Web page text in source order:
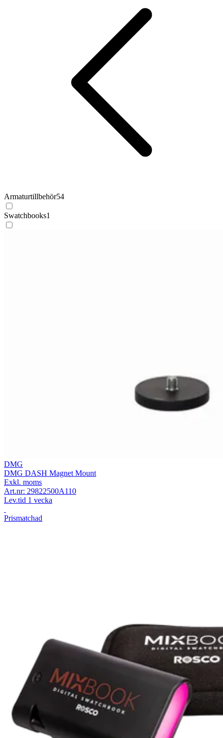
Armaturtillbehör54
Swatchbooks1
DMG
DMG DASH Magnet Mount
Exkl. moms
Art.nr: 29822500A110
Lev.tid 1 vecka
Prismatchad